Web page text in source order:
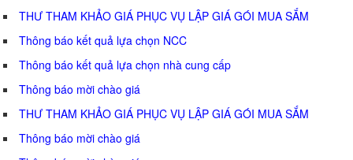
THƯ THAM KHẢO GIÁ PHỤC VỤ LẬP GIÁ GÓI MUA SẮM
Thông báo kết quả lựa chọn NCC
Thông báo kết quả lựa chọn nhà cung cấp
Thông báo mời chào giá
THƯ THAM KHẢO GIÁ PHỤC VỤ LẬP GIÁ GÓI MUA SẮM
Thông báo mời chào giá